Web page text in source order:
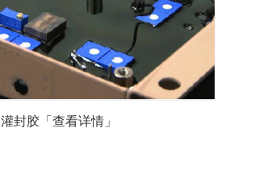
灌封胶「查看详情」